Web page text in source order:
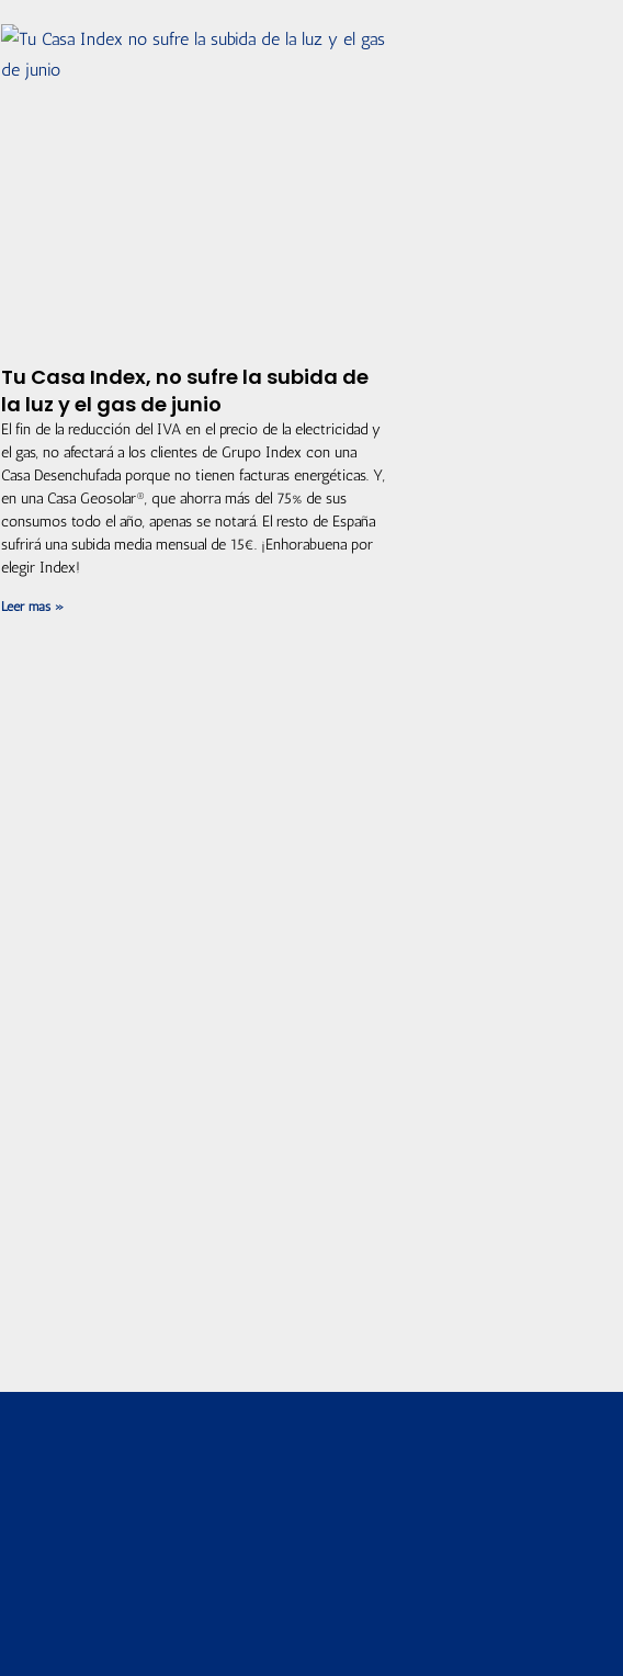
Tu Casa Index, no sufre la subida de
la luz y el gas de junio
El fin de la reducción del IVA en el precio de la electricidad y
el gas, no afectará a los clientes de Grupo Index con una
Casa Desenchufada porque no tienen facturas energéticas. Y,
en una Casa Geosolar®, que ahorra más del 75% de sus
consumos todo el año, apenas se notará. El resto de España
sufrirá una subida media mensual de 15€. ¡Enhorabuena por
elegir Index!
Leer más »